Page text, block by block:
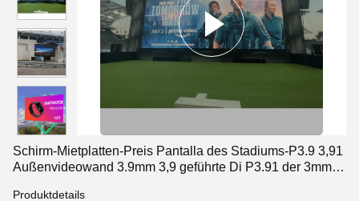
Schirm-Mietplatten-Preis Pantalla des Stadiums-P3.9 3,91
Außenvideowand 3.9mm 3,9 geführte Di P3.91 der 3mm
Produktdetails